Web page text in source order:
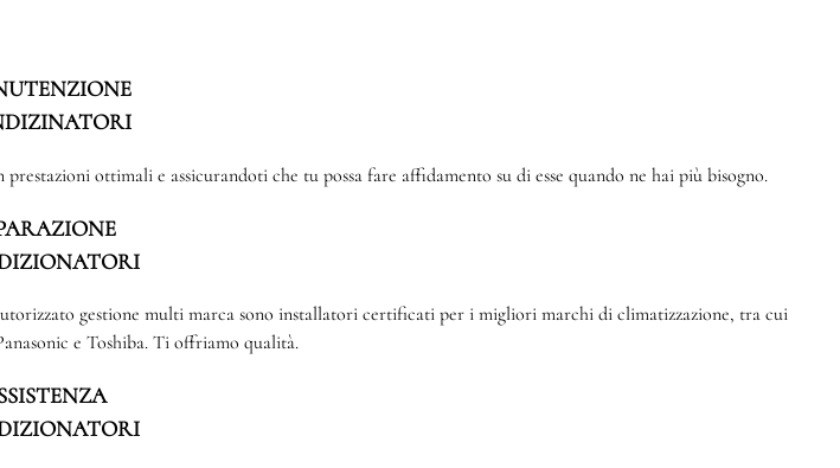
ottimali e assicurandoti che tu possa fare affidamento su di esse quando ne hai più bisogno.
gestione multi marca sono installatori certificati per i migliori marchi di climatizzazione, tra cui
e Toshiba. Ti offriamo qualità.